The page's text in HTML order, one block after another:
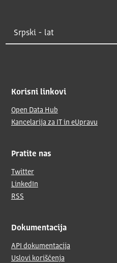
Korisni linkovi
Open Data Hub
Kancelarija za IT in eUpravu
Pratite nas
Twitter
LinkedIn
RSS
Dokumentacija
API dokumentacija
Uslovi korišćenja